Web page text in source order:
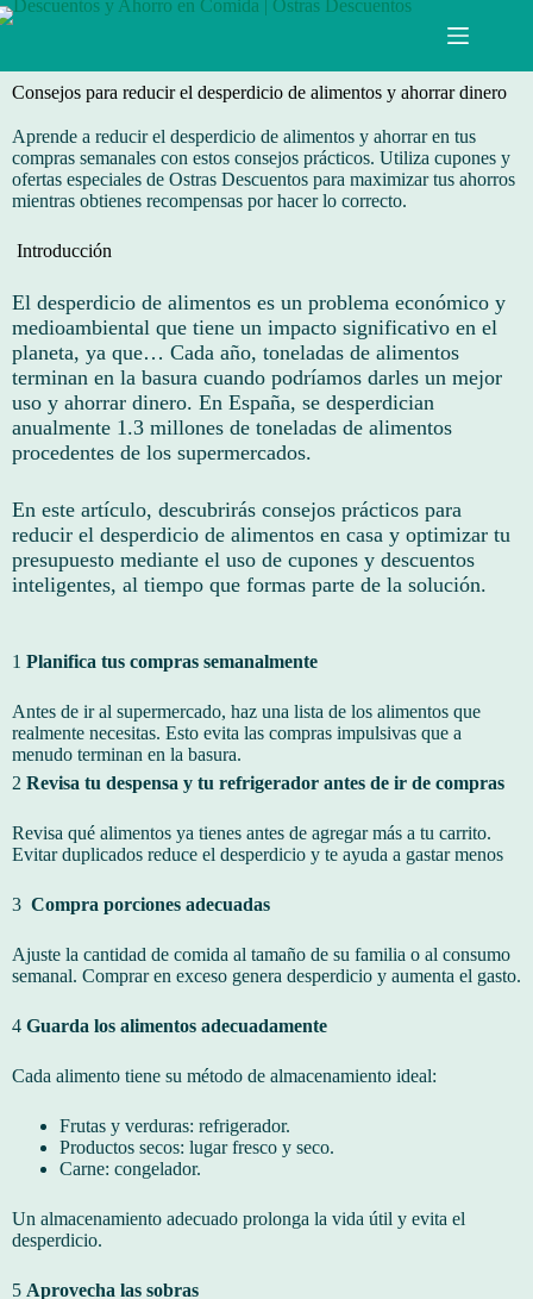
Consejos para reducir el desperdicio de alimentos y ahorrar dinero
Aprende a reducir el desperdicio de alimentos y ahorrar en tus
compras semanales con estos consejos prácticos. Utiliza cupones y
ofertas especiales de Ostras Descuentos para maximizar tus ahorros
mientras obtienes recompensas por hacer lo correcto.
Introducción
El desperdicio de alimentos es un problema económico y
medioambiental que tiene un impacto significativo en el
planeta, ya que… Cada año, toneladas de alimentos
terminan en la basura cuando podríamos darles un mejor
uso y ahorrar dinero. En España, se desperdician
anualmente 1.3 millones de toneladas de alimentos
procedentes de los supermercados.
En este artículo, descubrirás consejos prácticos para
reducir el desperdicio de alimentos en casa y optimizar tu
presupuesto mediante el uso de cupones y descuentos
inteligentes, al tiempo que formas parte de la solución.
1 Planifica tus compras semanalmente
Antes de ir al supermercado, haz una lista de los alimentos que
realmente necesitas. Esto evita las compras impulsivas que a
menudo terminan en la basura.
2 Revisa tu despensa y tu refrigerador antes de ir de compras
Revisa qué alimentos ya tienes antes de agregar más a tu carrito.
Evitar duplicados reduce el desperdicio y te ayuda a gastar menos
3 Compra porciones adecuadas
Ajuste la cantidad de comida al tamaño de su familia o al consumo
semanal. Comprar en exceso genera desperdicio y aumenta el gasto.
4 Guarda los alimentos adecuadamente
Cada alimento tiene su método de almacenamiento ideal:
Frutas y verduras: refrigerador.
Productos secos: lugar fresco y seco.
Carne: congelador.
Un almacenamiento adecuado prolonga la vida útil y evita el
desperdicio.
5 Aprovecha las sobras